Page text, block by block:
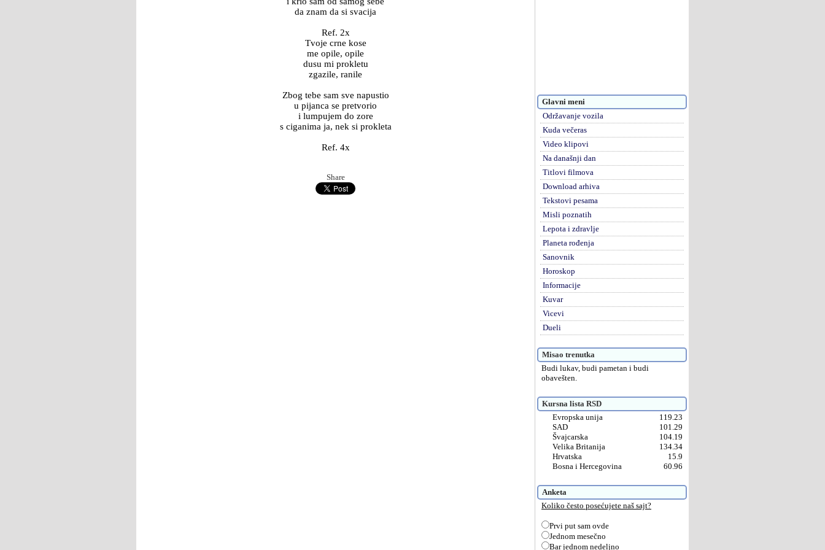
da znam da si svacija
Ref. 2x
Tvoje crne kose
me opile, opile
dusu mi prokletu
zgazile, ranile
Zbog tebe sam sve napustio
u pijanca se pretvorio
i lumpujem do zore
s ciganima ja, nek si prokleta
Ref. 4x
Share
Glavni meni
Održavanje vozila
Kuda večeras
Video klipovi
Na današnji dan
Titlovi filmova
Download arhiva
Tekstovi pesama
Misli poznatih
Lepota i zdravlje
Planeta rođenja
Sanovnik
Horoskop
Informacije
Kuvar
Vicevi
Dueli
Misao trenutka
Budi lukav, budi pametan i budi
obavešten.
Kursna lista RSD
Evropska unija
119.23
SAD
101.29
Švajcarska
104.19
Velika Britanija
134.34
Hrvatska
15.9
Bosna i Hercegovina
60.96
Anketa
Koliko često posećujete naš sajt?
Prvi put sam ovde
Jednom mesečno
Bar jednom nedeljno